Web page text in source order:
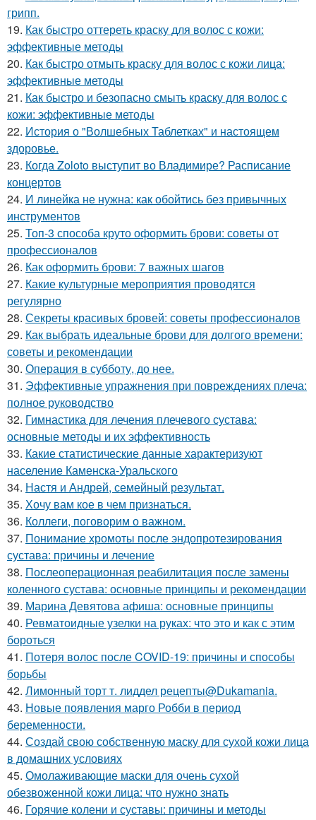
грипп.
19. Как быстро оттереть краску для волос с кожи:
эффективные методы
20. Как быстро отмыть краску для волос с кожи лица:
эффективные методы
21. Как быстро и безопасно смыть краску для волос с
кожи: эффективные методы
22. История о "Волшебных Таблетках" и настоящем
здоровье.
23. Когда Zoloto выступит во Владимире? Расписание
концертов
24. И линейка не нужна: как обойтись без привычных
инструментов
25. Топ-3 способа круто оформить брови: советы от
профессионалов
26. Как оформить брови: 7 важных шагов
27. Какие культурные мероприятия проводятся
регулярно
28. Секреты красивых бровей: советы профессионалов
29. Как выбрать идеальные брови для долгого времени:
советы и рекомендации
30. Операция в субботу, до нее.
31. Эффективные упражнения при повреждениях плеча:
полное руководство
32. Гимнастика для лечения плечевого сустава:
основные методы и их эффективность
33. Какие статистические данные характеризуют
население Каменска-Уральского
34. Настя и Андрей, семейный результат.
35. Хочу вам кое в чем признаться.
36. Коллеги, поговорим о важном.
37. Понимание хромоты после эндопротезирования
сустава: причины и лечение
38. Послеоперационная реабилитация после замены
коленного сустава: основные принципы и рекомендации
39. Марина Девятова афиша: основные принципы
40. Ревматоидные узелки на руках: что это и как с этим
бороться
41. Потеря волос после COVID-19: причины и способы
борьбы
42. Лимонный торт т. лиддел рецепты@Dukamania.
43. Новые появления марго Робби в период
беременности.
44. Создай свою собственную маску для сухой кожи лица
в домашних условиях
45. Омолаживающие маски для очень сухой
обезвоженной кожи лица: что нужно знать
46. Горячие колени и суставы: причины и методы